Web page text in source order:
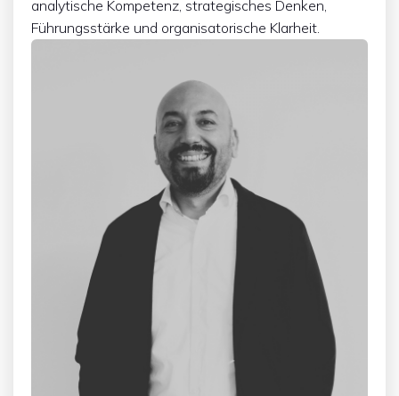
analytische Kompetenz, strategisches Denken,
Führungsstärke und organisatorische Klarheit.